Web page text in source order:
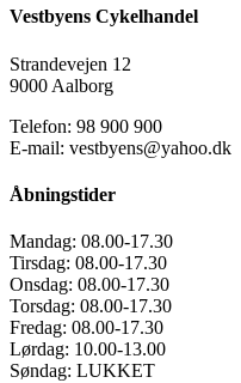
var:
pris
Vestbyens Cykelhandel
Strandevejen 12
9000 Aalborg
Telefon: 98 900 900
E-mail: vestbyens@yahoo.dk
Åbningstider
Mandag: 08.00-17.30
Tirsdag: 08.00-17.30
Onsdag: 08.00-17.30
Torsdag: 08.00-17.30
Fredag: 08.00-17.30
Lørdag: 10.00-13.00
Søndag: LUKKET